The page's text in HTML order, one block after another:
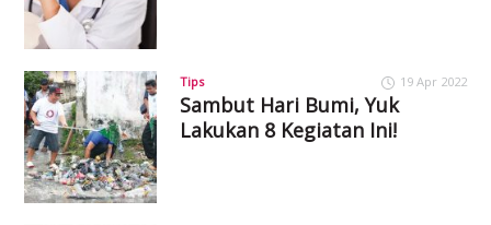
Tips 19 Apr 2022
Sambut Hari Bumi, Yuk
Lakukan 8 Kegiatan Ini!